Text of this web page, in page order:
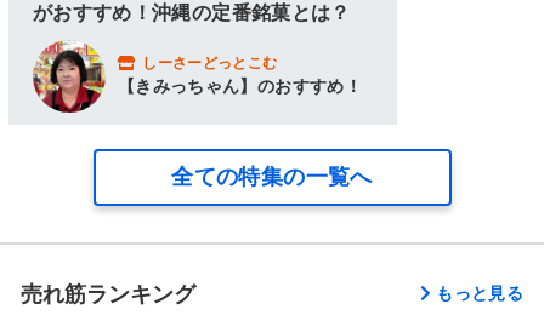
がおすすめ！沖縄の定番銘菓とは？
しーさーどっとこむ
【きみっちゃん】のおすすめ！
全ての特集の一覧へ
売れ筋ランキング もっと見る